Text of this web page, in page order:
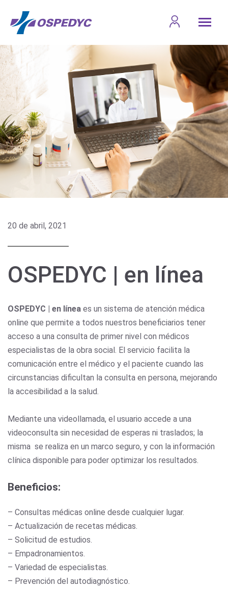
20 de abril, 2021
OSPEDYC | en línea
OSPEDYC | en línea es un sistema de atención médica
online que permite a todos nuestros beneficiarios tener
acceso a una consulta de primer nivel con médicos
especialistas de la obra social. El servicio facilita la
comunicación entre el médico y el paciente cuando las
circunstancias dificultan la consulta en persona, mejorando
la accesibilidad a la salud.
Mediante una videollamada, el usuario accede a una
videoconsulta sin necesidad de esperas ni traslados; la
misma se realiza en un marco seguro, y con la información
clínica disponible para poder optimizar los resultados.
Beneficios:
– Consultas médicas online desde cualquier lugar.
– Actualización de recetas médicas.
– Solicitud de estudios.
– Empadronamientos.
– Variedad de especialistas.
– Prevención del autodiagnóstico.